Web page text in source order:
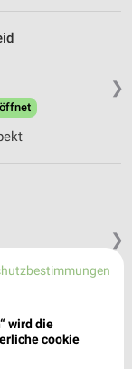
❯
❯
wird die
cookie